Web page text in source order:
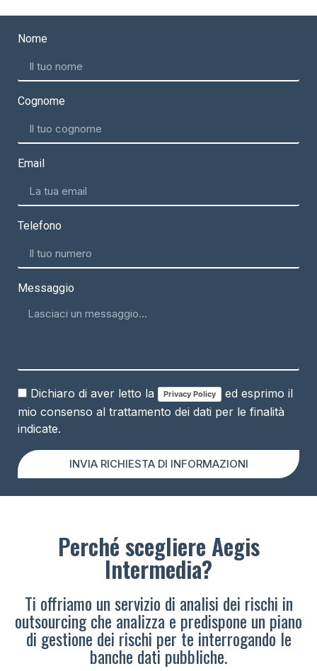
Nome
Cognome
Email
Telefono
Messaggio
Dichiaro di aver letto la Privacy Policy
ed esprimo il
mio consenso al trattamento dei dati per le finalità
indicate.
INVIA RICHIESTA DI INFORMAZIONI
Perché scegliere Aegis
Intermedia?
Ti offriamo un servizio di analisi dei rischi in
outsourcing che analizza e predispone un piano
di gestione dei rischi per te interrogando le
banche dati pubbliche.